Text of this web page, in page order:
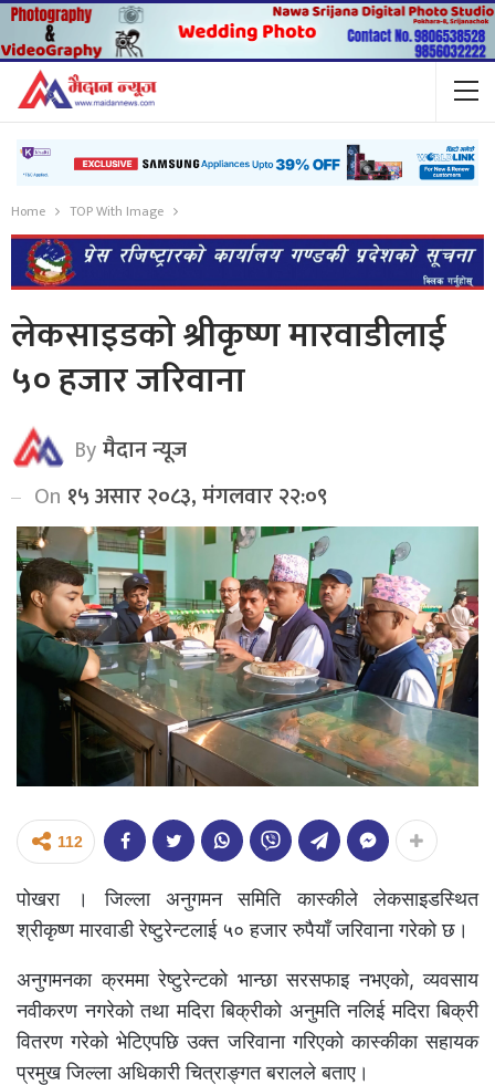
Home TOP With Image
लेकसाइडको श्रीकृष्ण मारवाडीलाई
५० हजार जरिवाना
Byमैदान न्यूज
On १५ असार २०८३, मंगलवार २२:०९
112
पोखरा । जिल्ला अनुगमन समिति कास्कीले लेकसाइडस्थित
श्रीकृष्ण मारवाडी रेष्टुरेन्टलाई ५० हजार रुपैयाँ जरिवाना गरेको छ।
अनुगमनका क्रममा रेष्टुरेन्टको भान्छा सरसफाइ नभएको, व्यवसाय
नवीकरण नगरेको तथा मदिरा बिक्रीको अनुमति नलिई मदिरा बिक्री
वितरण गरेको भेटिएपछि उक्त जरिवाना गरिएको कास्कीका सहायक
प्रमुख जिल्ला अधिकारी चित्राङ्गत बरालले बताए।